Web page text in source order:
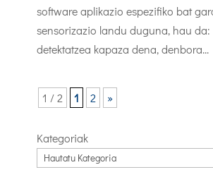
software aplikazio espezifiko bat
sensorizazio landu duguna, hau
detektatzea kapaza dena, denbora...
1 / 2 1 2 »
Kategoriak